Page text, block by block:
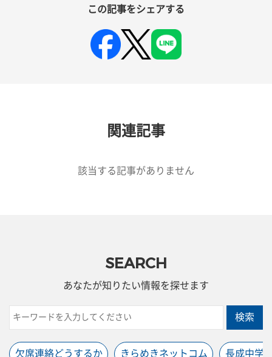
この記事をシェアする
関連記事
該当する記事がありません
SEARCH
あなたが知りたい情報を探せます
検索
欠席連絡どうするか きらめきネットコム 長成中学